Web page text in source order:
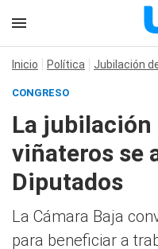
Inicio Política Jubilación
CONGRESO
La
viñateros se
Diputados
La Cámara Baja
para beneficiar a